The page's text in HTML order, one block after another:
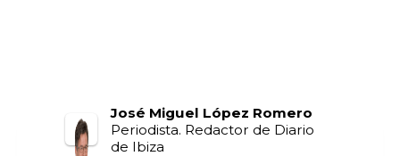
José Miguel López Romero
Periodista. Redactor de Diario
de Ibiza